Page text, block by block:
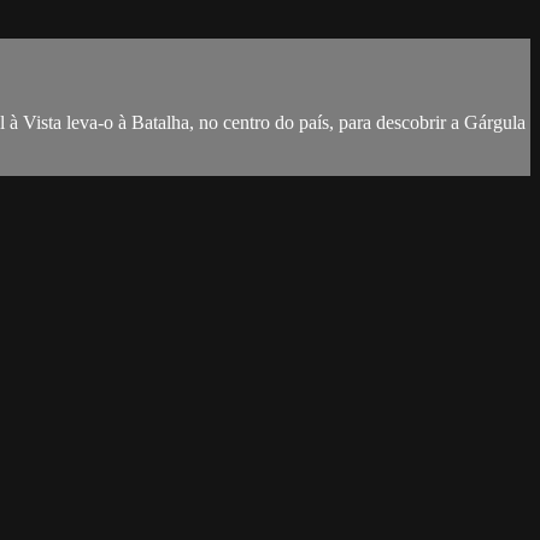
Vista leva-o à Batalha, no centro do país, para descobrir a Gárgula